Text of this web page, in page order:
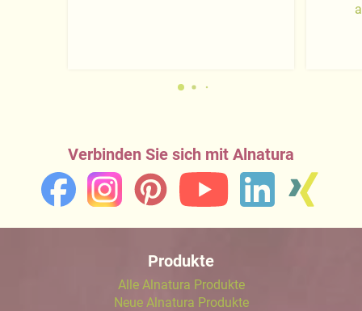
Verbinden Sie sich mit Alnatura
Produkte
Alle Alnatura Produkte
Neue Alnatura Produkte